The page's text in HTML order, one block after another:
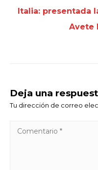
Italia: presentada
Avete
Deja una
Tu dirección de correo